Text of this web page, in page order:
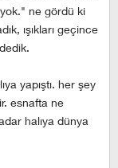
ne gördü ki
ışıkları geçince
yapıştı. her şey
esnafta ne
halıya dünya